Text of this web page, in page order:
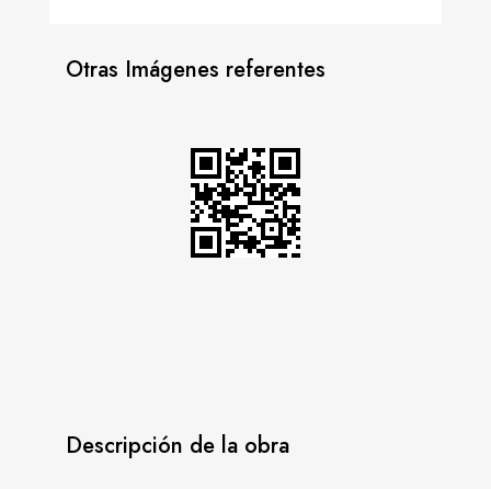
Otras Imágenes referentes
Descripción de la obra